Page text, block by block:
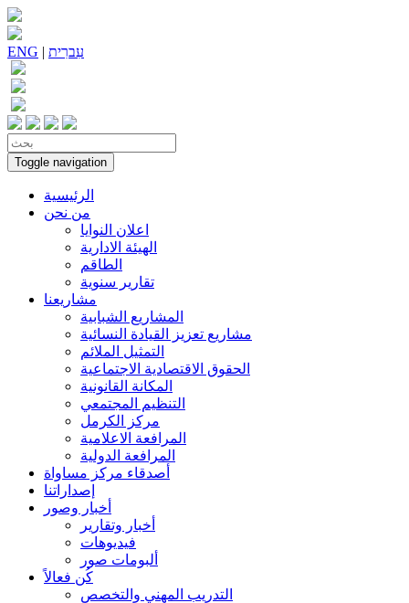
ENG | עִברִית
Toggle navigation
الرئيسية
من نحن
اعلان النوايا
الهيئة الادارية
الطاقم
تقارير سنوية
مشاريعنا
المشاريع الشبابية
مشاريع تعزيز القيادة النسائية
التمثيل الملائم
الحقوق الاقتصادية الاجتماعية
المكانة القانونية
التنظيم المجتمعي
مركز الكرمل
المرافعة الاعلامية
المرافعة الدولية
أصدقاء مركز مساواة
إصداراتنا
أخبار وصور
أخبار وتقارير
فيديوهات
ألبومات صور
كُن فعالاً
التدريب المهني والتخصص